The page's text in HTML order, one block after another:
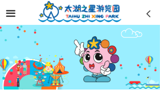
끀 넳